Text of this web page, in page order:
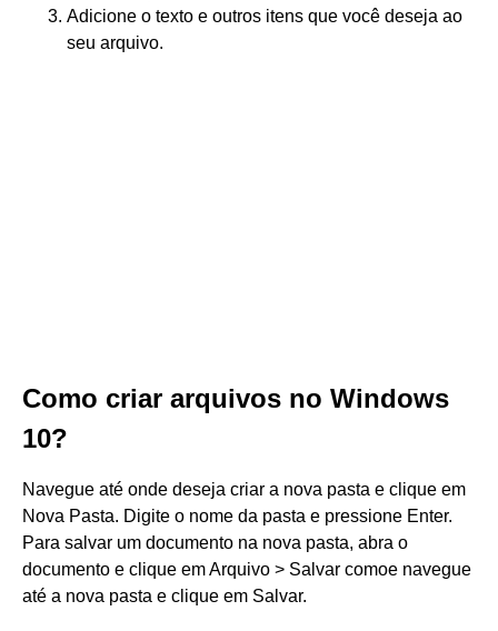
Adicione o texto e outros itens que você deseja ao
seu arquivo.
Como criar arquivos no Windows
10?
Navegue até onde deseja criar a nova pasta e clique em
Nova Pasta. Digite o nome da pasta e pressione Enter.
Para salvar um documento na nova pasta, abra o
documento e clique em Arquivo > Salvar comoe navegue
até a nova pasta e clique em Salvar.